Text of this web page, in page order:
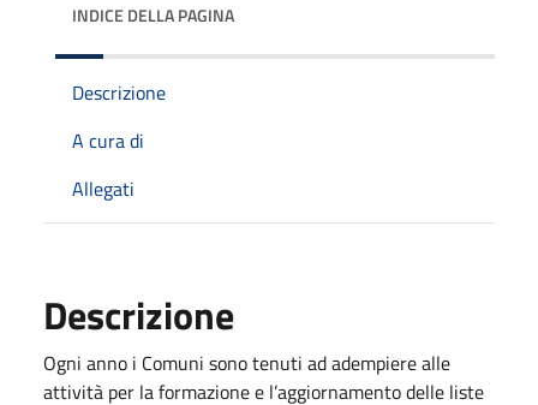
INDICE DELLA PAGINA
Descrizione
A cura di
Allegati
Descrizione
Ogni anno i Comuni sono tenuti ad adempiere alle
attività per la formazione e l’aggiornamento delle liste